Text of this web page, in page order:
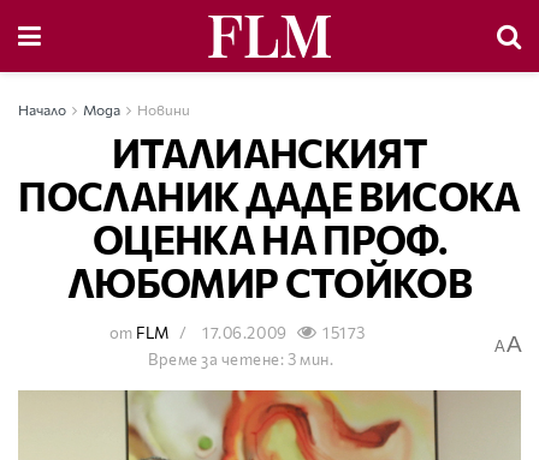
Начало Мода Новини
ИТАЛИАНСКИЯТ
ПОСЛАНИК ДАДЕ ВИСОКА
ОЦЕНКА НА ПРОФ.
ЛЮБОМИР СТОЙКОВ
от FLM 17.06.2009
15173
Време за четене: 3 мин.
AA